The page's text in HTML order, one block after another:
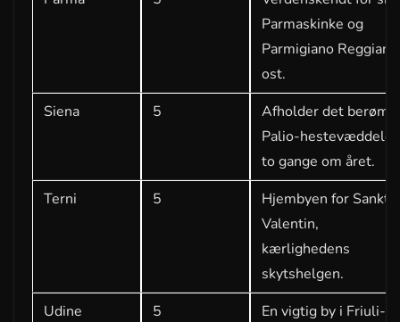
Parmaskinke og
Parmigiano Reggiano
ost.
Siena
5
Afholder det
Palio-hestevæddeløb
to gange om året.
Terni
5
Hjembyen for Sankt
Valentin,
kærlighedens
skytshelgen.
Udine
5
En vigtig by i Friuli-